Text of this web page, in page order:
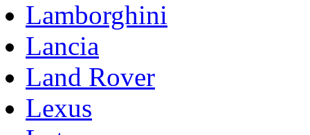
Lamborghini
Lancia
Land Rover
Lexus